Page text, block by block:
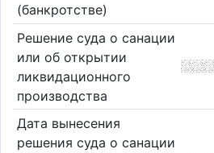
(банкротстве)
Решение суда о санации
или об открытии
ликвидационного
производства
Дата вынесения
решения суда о санации